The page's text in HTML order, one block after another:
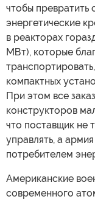
чтобы превратить
энергетические
в реакторах
МВт), которые
компактных
При этом все
конструкторов
что поставщик не
управлять, а
потребителем
Американские
современного